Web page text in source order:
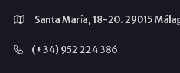
Santa María, 18-20. 29015
(+34) 952 224 386